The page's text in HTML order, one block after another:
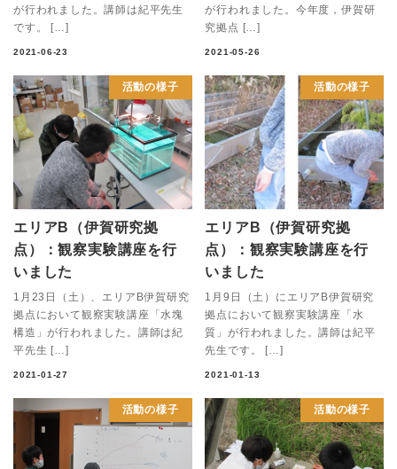
が行われました。講師は紀平先生
です。 […]
2021-06-23
が行われました。今年度，伊賀研
究拠点 […]
2021-05-26
活動の様子
エリアB（伊賀研究拠
点）：観察実験講座を行
いました
1月23日（土）、エリアB伊賀研究
拠点において観察実験講座「水塊
構造」が行われました。講師は紀
平先生 […]
2021-01-27
活動の様子
エリアB（伊賀研究拠
点）：観察実験講座を行
いました
1月9日（土）にエリアB伊賀研究
拠点において観察実験講座「水
質」が行われました。講師は紀平
先生です。 […]
2021-01-13
活動の様子 活動の様子